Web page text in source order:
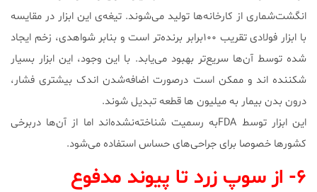
انگشت‌شماری از کارخانه‌ها تولید می‌شوند. تیغه‌ی این ابزار در مقایسه
با ابزار فولادی تقریب ۱۰۰برابر برنده‌تر است و بنابر شواهدی، زخم ایجاد
شده توسط آ‌ن‌ها سریع‌تر بهبود می‌یابد. با این وجود، این ابزار بسیار
شکننده اند و ممکن است درصورت اضافه‌شدن اندک بیشتری فشار،
درون بدن بیمار به میلیون ها قطعه تبدیل شوند.
این ابزار توسط FDAبه رسمیت شناخته‌نشده‌اند اما از آن‌ها دربرخی
کشورها خصوصا برای جراحی‌های حساس استفاده می‌شود.
۶- از سوپ زرد تا پیوند مدفوع